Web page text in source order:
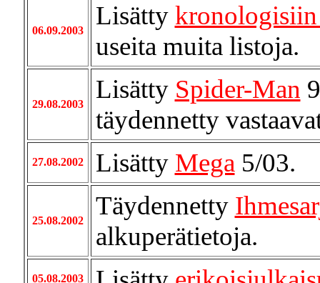
06.09.2003
Lisätty
useita muita listoja.
29.08.2003
Lisätty Spider-Man
täydennetty
27.08.2002 Lisätty Mega 5/03.
25.08.2002
Täydennetty
alkuperätietoja.
05.08.2003